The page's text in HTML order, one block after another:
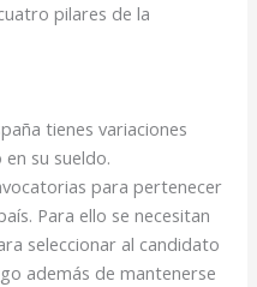
pilares de la
tienes variaciones
su sueldo.
para pertenecer
Para ello se necesitan
seleccionar al candidato
además de mantenerse